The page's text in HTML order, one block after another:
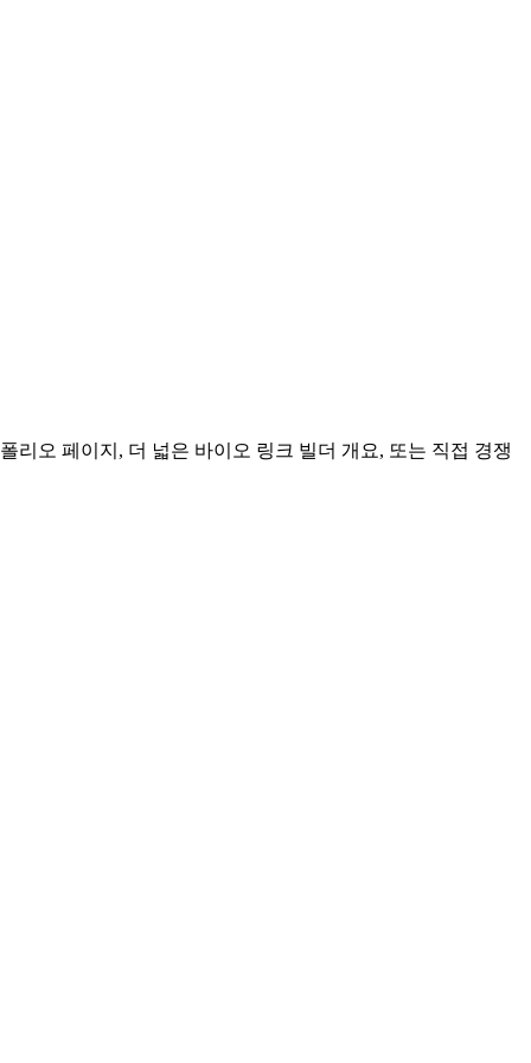
리오 페이지, 더 넓은 바이오 링크 빌더 개요, 또는 직접 경쟁